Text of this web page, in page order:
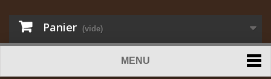
Panier (vide)
MENU